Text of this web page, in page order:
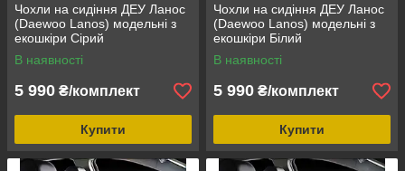
Чохли на сидіння ДЕУ Ланос
(Daewoo Lanos) модельні з
екошкіри Сірий
В наявності
5 990 ₴/комплект
Купити
Чохли на сидіння ДЕУ Ланос
(Daewoo Lanos) модельні з
екошкіри Білий
В наявності
5 990 ₴/комплект
Купити